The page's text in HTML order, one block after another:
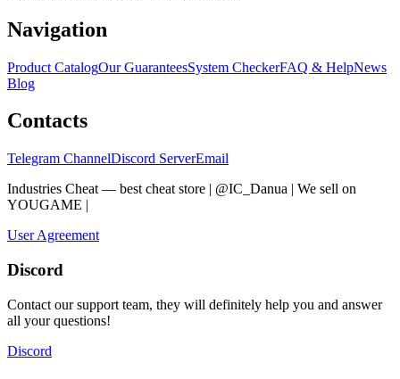
Navigation
Product CatalogOur GuaranteesSystem CheckerFAQ & HelpNews
Blog
Contacts
Telegram ChannelDiscord ServerEmail
Industries Cheat — best cheat store | @IC_Danua | We sell on
YOUGAME |
User Agreement
Discord
Contact our support team, they will definitely help you and answer
all your questions!
Discord